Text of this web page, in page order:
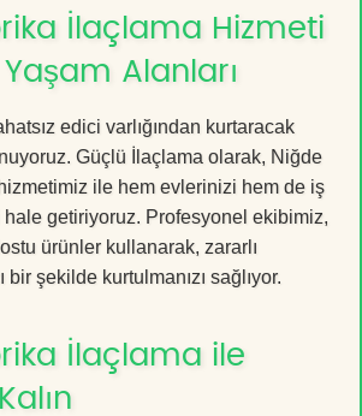
İlaçlama Hizmeti
Yaşam Alanları
edici varlığından kurtaracak
Güçlü İlaçlama olarak, Niğde
ile hem evlerinizi hem de iş
getiriyoruz. Profesyonel ekibimiz,
ürünler kullanarak, zararlı
bir şekilde kurtulmanızı sağlıyor.
İlaçlama ile